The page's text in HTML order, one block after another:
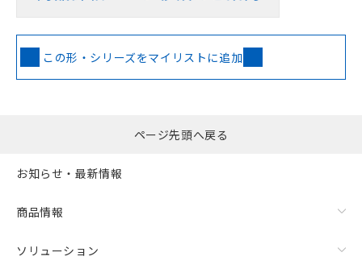
この形・シリーズをマイリストに追加
ページ先頭へ戻る
お知らせ・最新情報
商品情報
ソリューション